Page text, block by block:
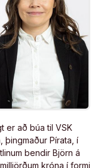
er að búa til VSK
þingmaður Pírata, í
bendir Björn á
króna í formi